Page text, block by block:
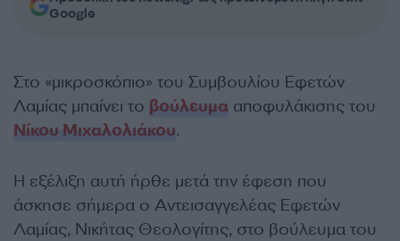
Google
Στο «μικροσκόπιο» του Συμβουλίου Εφετών
Λαμίας μπαίνει το βούλευμα αποφυλάκισης του
Νίκου Μιχαλολιάκου.
Η εξέλιξη αυτή ήρθε μετά την έφεση που
άσκησε σήμερα ο Αντεισαγγελέας Εφετών
Λαμίας, Νικήτας Θεολογίτης, στο βούλευμα του